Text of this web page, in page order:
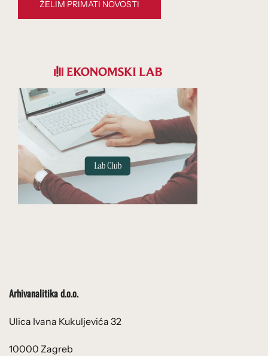
Arhivanalitika d.o.o.
Ulica Ivana Kukuljevića 32
10000 Zagreb